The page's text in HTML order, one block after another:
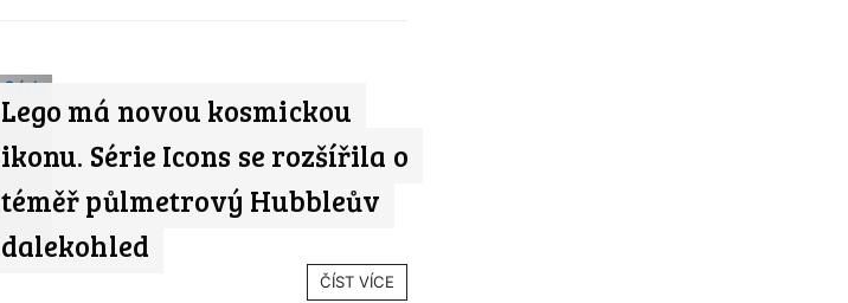
Lego má novou kosmickou
ikonu. Série Icons se rozšířila o
téměř půlmetrový Hubbleův
dalekohled
ČÍST VÍCE